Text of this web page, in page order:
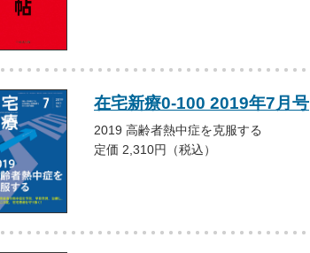
在宅新療0-100 2019年7月号
2019 高齢者熱中症を克服する
定価 2,310円（税込）